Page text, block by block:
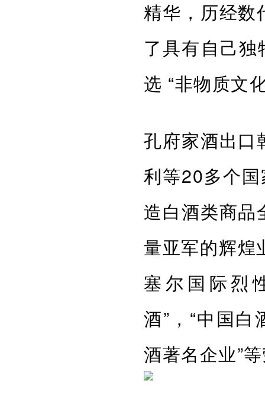
精华，历经数
了具有自己独
选 “非物质文
孔府家酒出口
利等20多个
造白酒类商品
量亚军的辉煌
塞尔国际烈
酒”，“中国
酒著名企业”